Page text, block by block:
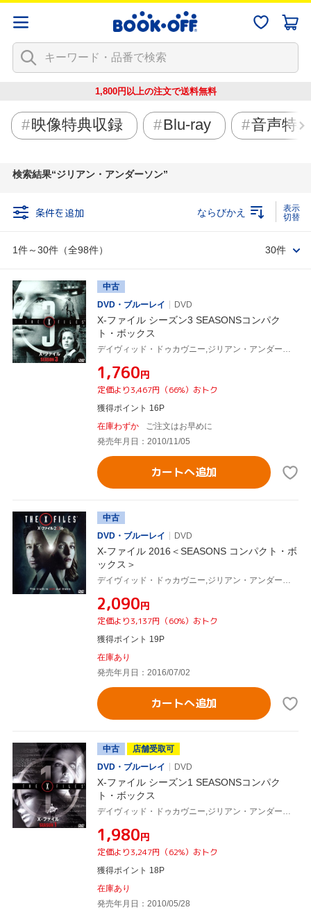
1,800円以上の注文で送料無料
映像特典収録 Blu-ray 音声特
検索結果 ジリアン・アンダーソン
条件を追加
1件～30件（全98件）
ならびかえ
30件
中古
DVD・ブルーレイ
DVD
X-ファイル シーズン3 SEASONSコンパク
ト・ボックス
デイヴィッド・ドゥカヴニー,ジリアン・アンダーソン,クリス・カーター(製作総指揮)
¥1,760円
定価より3,467円（66%）おトク
獲得ポイント 16P
在庫わずか
ご注文はお早めに
発売年月日：2010/11/05
カートへ追加
中古
DVD・ブルーレイ
DVD
X-ファイル 2016＜SEASONS コンパクト・ボ
ックス＞
デイヴィッド・ドゥカヴニー,ジリアン・アンダーソン,ミッチ・ピレッジ
¥2,090円
定価より3,137円（60%）おトク
獲得ポイント 19P
在庫あり
発売年月日：2016/07/02
カートへ追加
中古
店舗受取可
DVD・ブルーレイ
DVD
X-ファイル シーズン1 SEASONSコンパク
ト・ボックス
デイヴィッド・ドゥカヴニー,ジリアン・アンダーソン,クリス・カーター(製作総指揮)
¥1,980円
定価より3,247円（62%）おトク
獲得ポイント 18P
在庫あり
発売年月日：2010/05/28